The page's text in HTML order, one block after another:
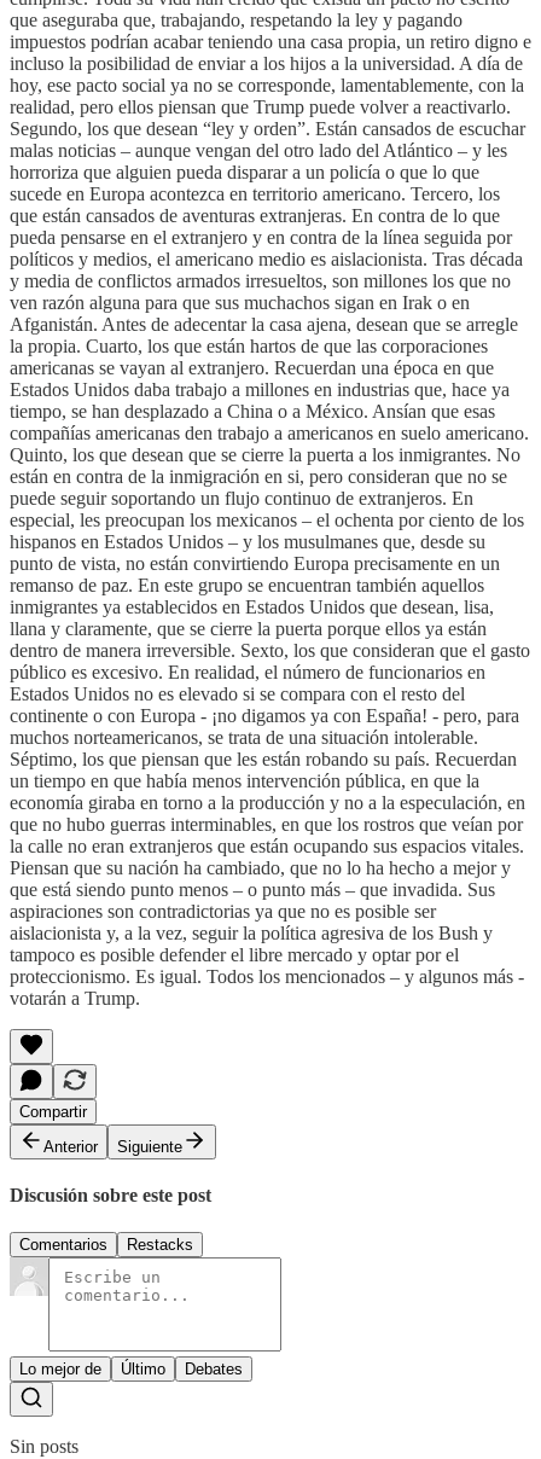
que aseguraba que, trabajando, respetando la ley y pagando
impuestos podrían acabar teniendo una casa propia, un retiro digno e
incluso la posibilidad de enviar a los hijos a la universidad. A día de
hoy, ese pacto social ya no se corresponde, lamentablemente, con la
realidad, pero ellos piensan que Trump puede volver a reactivarlo.
Segundo, los que desean “ley y orden”. Están cansados de escuchar
malas noticias – aunque vengan del otro lado del Atlántico – y les
horroriza que alguien pueda disparar a un policía o que lo que
sucede en Europa acontezca en territorio americano. Tercero, los
que están cansados de aventuras extranjeras. En contra de lo que
pueda pensarse en el extranjero y en contra de la línea seguida por
políticos y medios, el americano medio es aislacionista. Tras década
y media de conflictos armados irresueltos, son millones los que no
ven razón alguna para que sus muchachos sigan en Irak o en
Afganistán. Antes de adecentar la casa ajena, desean que se arregle
la propia. Cuarto, los que están hartos de que las corporaciones
americanas se vayan al extranjero. Recuerdan una época en que
Estados Unidos daba trabajo a millones en industrias que, hace ya
tiempo, se han desplazado a China o a México. Ansían que esas
compañías americanas den trabajo a americanos en suelo americano.
Quinto, los que desean que se cierre la puerta a los inmigrantes. No
están en contra de la inmigración en si, pero consideran que no se
puede seguir soportando un flujo continuo de extranjeros. En
especial, les preocupan los mexicanos – el ochenta por ciento de los
hispanos en Estados Unidos – y los musulmanes que, desde su
punto de vista, no están convirtiendo Europa precisamente en un
remanso de paz. En este grupo se encuentran también aquellos
inmigrantes ya establecidos en Estados Unidos que desean, lisa,
llana y claramente, que se cierre la puerta porque ellos ya están
dentro de manera irreversible. Sexto, los que consideran que el gasto
público es excesivo. En realidad, el número de funcionarios en
Estados Unidos no es elevado si se compara con el resto del
continente o con Europa - ¡no digamos ya con España! - pero, para
muchos norteamericanos, se trata de una situación intolerable.
Séptimo, los que piensan que les están robando su país. Recuerdan
un tiempo en que había menos intervención pública, en que la
economía giraba en torno a la producción y no a la especulación, en
que no hubo guerras interminables, en que los rostros que veían por
la calle no eran extranjeros que están ocupando sus espacios vitales.
Piensan que su nación ha cambiado, que no lo ha hecho a mejor y
que está siendo punto menos – o punto más – que invadida. Sus
aspiraciones son contradictorias ya que no es posible ser
aislacionista y, a la vez, seguir la política agresiva de los Bush y
tampoco es posible defender el libre mercado y optar por el
proteccionismo. Es igual. Todos los mencionados – y algunos más -
votarán a Trump.
Compartir
Anterior
Siguiente
Discusión sobre este post
Comentarios Restacks
Lo mejor de Último Debates
Sin posts